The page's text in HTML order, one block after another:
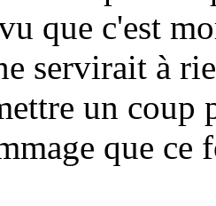
que c'est
servirait à
un coup
que ce